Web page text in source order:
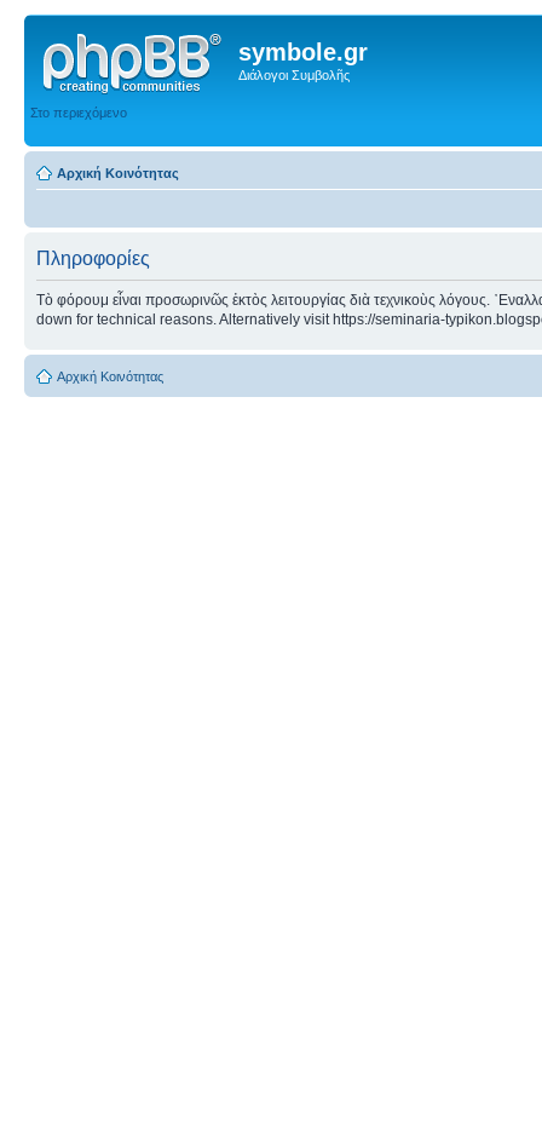
symbole.gr
Διάλογοι Συμβολῆς
Στο περιεχόμενο
Αρχική Κοινότητας
Πληροφορίες
Τὸ φόρουμ εἶναι προσωρινῶς ἐκτὸς λειτουργίας διὰ τεχνικοὺς λόγους.
down for technical reasons. Alternatively visit https://seminaria-
Αρχική Κοινότητας